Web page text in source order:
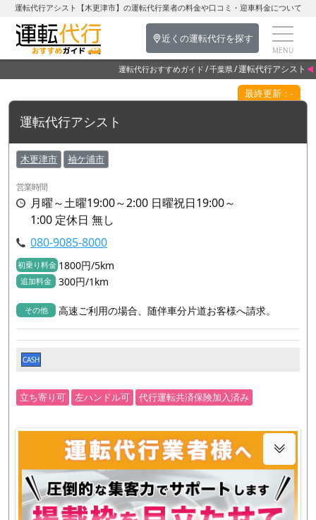
運転代行アシスト【木更津市】の運転代行業者の料金や口コミ・迎車料金について
近くの運転代行を探す
運転代行おすすめガイド 千葉県 運転代行アシスト
最終更新：-
運転代行アシスト
木更津市 袖ケ浦市
営業時間
月曜～土曜19:00～2:00 日曜祝日19:00～
1:00 定休日 無し
080-9085-8000
初乗り料金 1800円/5km
追加料金 300円/1km
その他 高速ご利用の場合、随伴車分片道お客様へ請求。
CASH
立ち寄り可 左ハンドル可 代行運転共済保険加入済み